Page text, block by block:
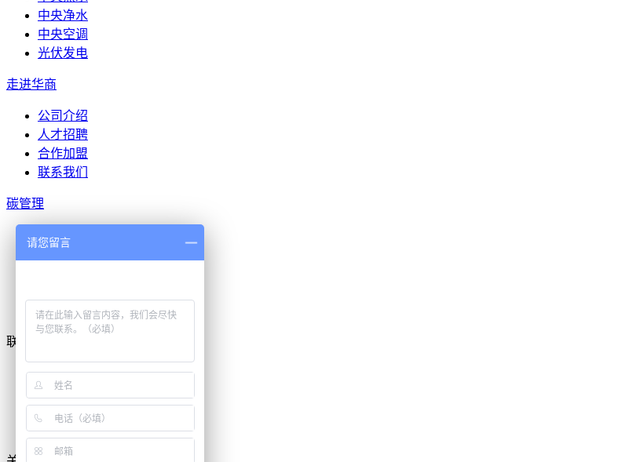
中央净水
中央空调
光伏发电
走进华商
公司介绍
人才招聘
合作加盟
联系我们
碳管理
碳排放核算服务
碳中和认证服务
联系我们
地址：
电话：
传真：
邮箱：
请您留言